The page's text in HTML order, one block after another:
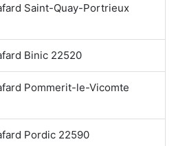
Saint-Quay-Portrieux
Binic 22520
Pommerit-le-Vicomte
Pordic 22590